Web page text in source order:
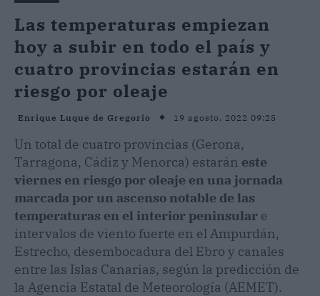
Las temperaturas empiezan
hoy a subir en todo el país y
cuatro provincias estarán en
riesgo por oleaje
Enrique Luque de Gregorio 19 agosto, 2022 09:25
Un total de cuatro provincias (Gerona,
Tarragona, Cádiz y Menorca) estarán este
viernes en riesgo por oleaje en una jornada
marcada por un ascenso notable de las
temperaturas en el interior peninsular e
intervalos de viento fuerte en el Ampurdán,
Estrecho, desembocadura del Ebro y canales
entre las Islas Canarias, según la predicción de
la Agencia Estatal de Meteorología (AEMET).